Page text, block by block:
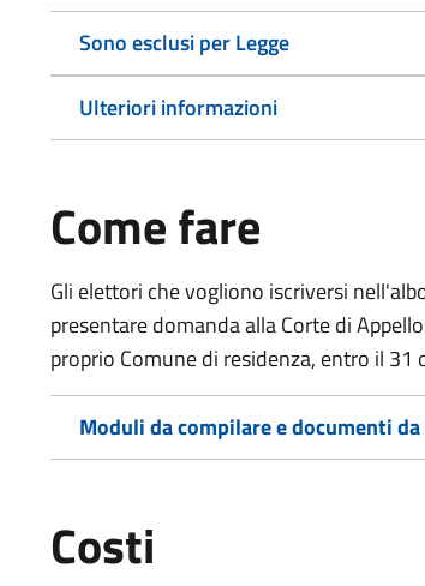
Sono esclusi per Legge
Ulteriori informazioni
Come fare
Gli elettori che vogliono iscriversi
presentare domanda alla Corte di
proprio Comune di residenza, entro il 31
Moduli da compilare e documenti
Costi